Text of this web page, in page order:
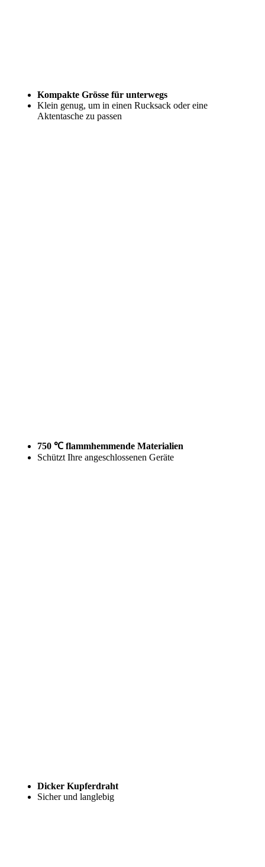
Kompakte Grösse für unterwegs
Klein genug, um in einen Rucksack oder eine
Aktentasche zu passen
750 ℃ flammhemmende Materialien
Schützt Ihre angeschlossenen Geräte
Dicker Kupferdraht
Sicher und langlebig